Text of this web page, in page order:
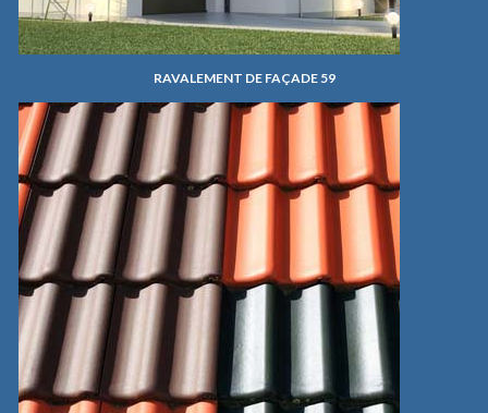
RAVALEMENT DE FAÇADE 59